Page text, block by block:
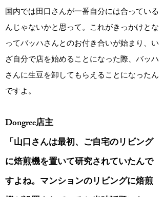
国内では田口さんが一番自分には合っている
んじゃないかと思って。これがきっかけとな
ってバッハさんとのお付き合いが始まり、い
ざ自分で店を始めることになった際、バッハ
さんに生豆を卸してもらえることになったん
ですよ。
Dongree店主
「山口さんは最初、ご自宅のリビング
に焙煎機を置いて研究されていたんで
すよね。マンションのリビングに焙煎